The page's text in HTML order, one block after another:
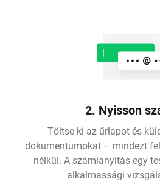
2. Nyisson
Töltse ki az űrlapot és
dokumentumokat – mindezt
nélkül. A számlanyitás egy
alkalmassági